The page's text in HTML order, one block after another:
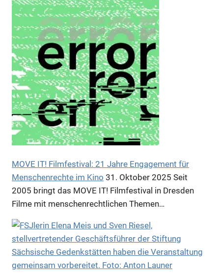
MOVE IT! Filmfestival: 21 Jahre Engagement für
Menschenrechte im Kino 31. Oktober 2025 Seit
2005 bringt das MOVE IT! Filmfestival in Dresden
Filme mit menschenrechtlichen Themen…